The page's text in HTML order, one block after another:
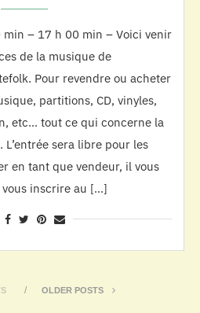
– 17 h 00 min – Voici venir
de la musique de
Pour revendre ou acheter
partitions, CD, vinyles,
etc… tout ce qui concerne la
sera libre pour les
en tant que vendeur, il vous
inscrire au […]
OLDER POSTS